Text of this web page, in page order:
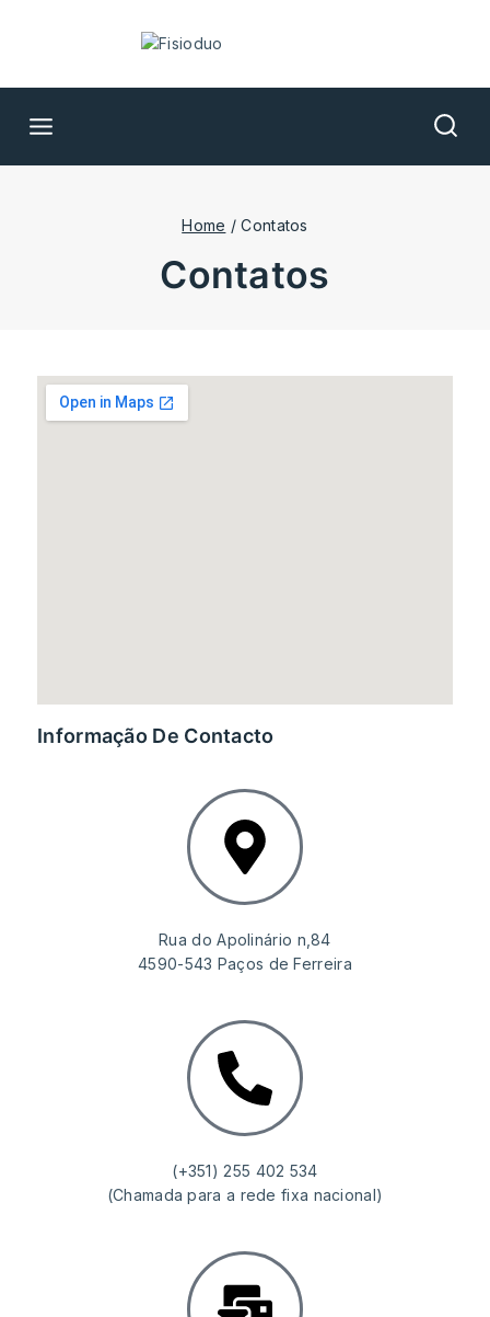
Home / Contatos
contatos
Informação De Contacto
Rua do Apolinário n,84
4590-543 Paços de Ferreira
(+351) 255 402 534
(Chamada para a rede fixa nacional)